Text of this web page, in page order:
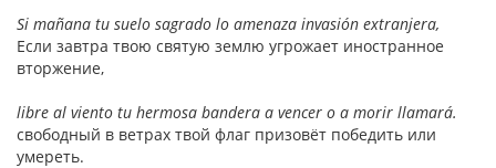
Si mañana tu suelo sagrado lo amenaza invasión extranjera,
Если завтра твою святую землю угрожает иностранное
вторжение,
libre al viento tu hermosa bandera a vencer o a morir llamará.
свободный в ветрах твой флаг призовёт победить или
умереть.